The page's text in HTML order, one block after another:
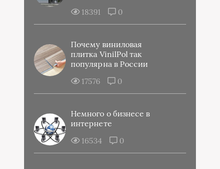
18391
0
Почему виниловая
плитка VinilPol так
популярна в России
17576
0
Немного о бизнесе в
интернете
16534
0